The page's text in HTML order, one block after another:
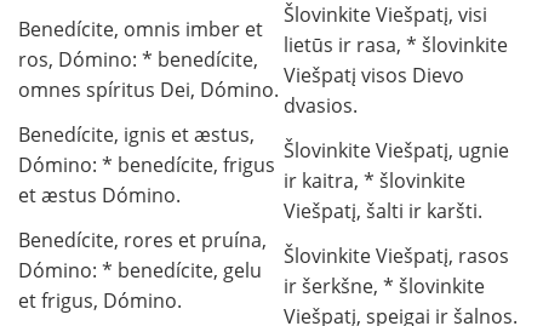
Benedícite, omnis imber et
ros, Dómino: * benedícite,
omnes spíritus Dei, Dómino.
Benedícite, ignis et æstus,
Dómino: * benedícite, frigus
et æstus Dómino.
Benedícite, rores et pruína,
Dómino: * benedícite, gelu
et frigus, Dómino.
Šlovinkite Viešpatį, visi
lietūs ir rasa, * šlovinkite
Viešpatį visos Dievo
dvasios.
Šlovinkite Viešpatį, ugnie
ir kaitra, * šlovinkite
Viešpatį, šalti ir karšti.
Šlovinkite Viešpatį, rasos
ir šerkšne, * šlovinkite
Viešpatį, speigai ir šalnos.